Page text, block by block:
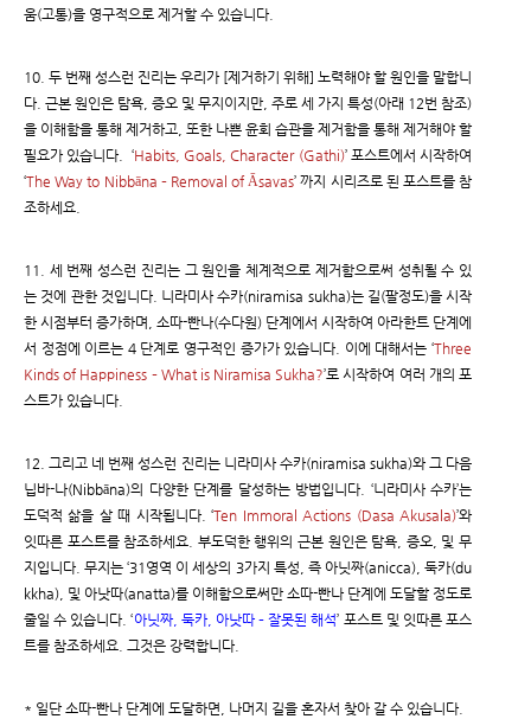
움(고통)을 영구적으로 제거할 수 있습니다.
10. 두 번째 성스런 진리는 우리가 [제거하기 위해] 노력해야 할 원인을 말합니
다. 근본 원인은 탐욕, 증오 및 무지이지만, 주로 세 가지 특성(아래 12번 참조)
을 이해함을 통해 제거하고, 또한 나쁜 윤회 습관을 제거함을 통해 제거해야 할
필요가 있습니다. ‘Habits, Goals, Character (Gathi)’ 포스트에서 시작하여
‘The Way to Nibbāna – Removal of Āsavas’ 까지 시리즈로 된 포스트를 참
조하세요.
11. 세 번째 성스런 진리는 그 원인을 체계적으로 제거함으로써 성취될 수 있
는 것에 관한 것입니다. 니라미사 수카(niramisa sukha)는 길(팔정도)을 시작
한 시점부터 증가하며, 소따-빤나(수다원) 단계에서 시작하여 아라한트 단계에
서 정점에 이르는 4 단계로 영구적인 증가가 있습니다. 이에 대해서는 ‘Three
Kinds of Happiness – What is Niramisa Sukha?’로 시작하여 여러 개의 포
스트가 있습니다.
12. 그리고 네 번째 성스런 진리는 니라미사 수카(niramisa sukha)와 그 다음
닙바-나(Nibbāna)의 다양한 단계를 달성하는 방법입니다. ‘니라미사 수카’는
도덕적 삶을 살 때 시작됩니다. ‘Ten Immoral Actions (Dasa Akusala)’와
잇따른 포스트를 참조하세요. 부도덕한 행위의 근본 원인은 탐욕, 증오, 및 무
지입니다. 무지는 ‘31영역 이 세상의 3가지 특성, 즉 아닛짜(anicca), 둑카(du
kkha), 및 아낫따(anatta)를 이해함으로써만 소따-빤나 단계에 도달할 정도로
줄일 수 있습니다. ‘아닛짜, 둑카, 아낫따 – 잘못된 해석’ 포스트 및 잇따른 포스
트를 참조하세요. 그것은 강력합니다.
* 일단 소따-빤나 단계에 도달하면, 나머지 길을 혼자서 찾아 갈 수 있습니다.